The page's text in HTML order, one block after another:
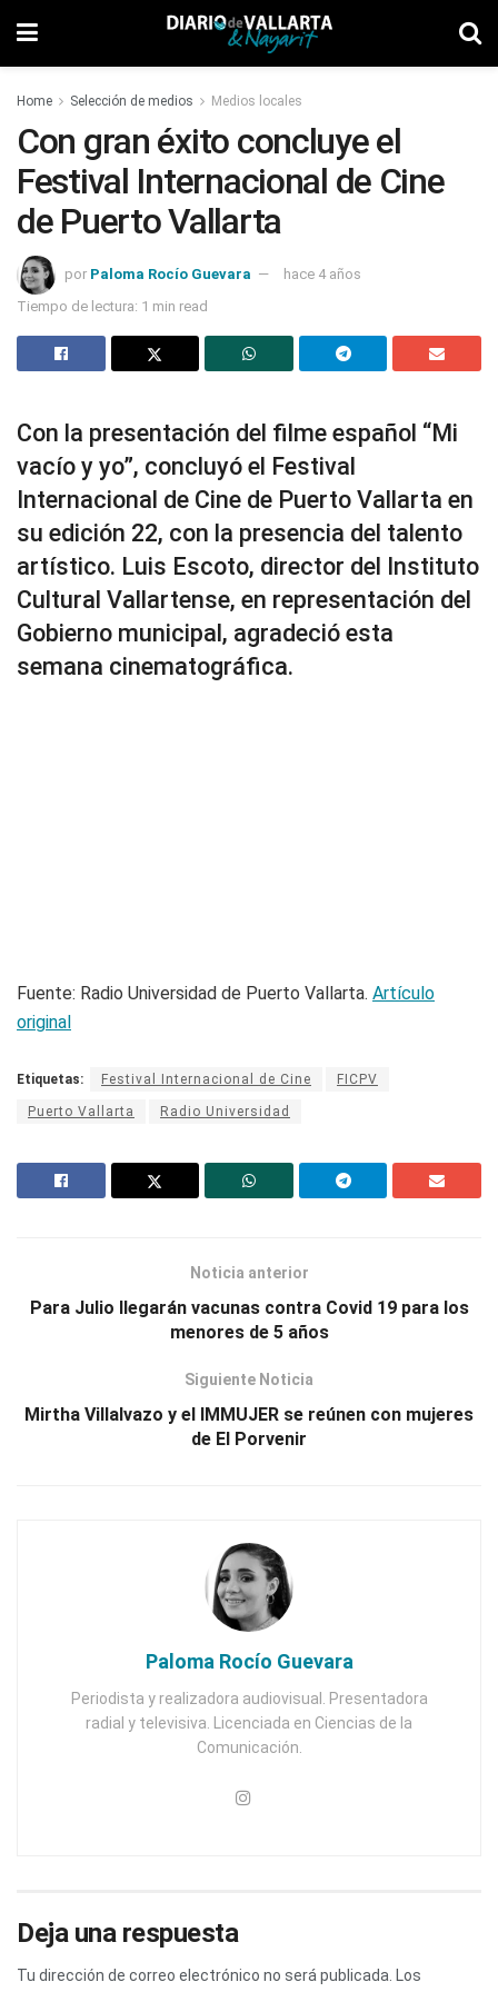
Home Selección de medios Medios locales
Con gran éxito concluye el
Festival Internacional de Cine
de Puerto Vallarta
por Paloma Rocío Guevara
hace 4 años
Tiempo de lectura: 1 min read
Con la presentación del filme español “Mi
vacío y yo”, concluyó el Festival
Internacional de Cine de Puerto Vallarta en
su edición 22, con la presencia del talento
artístico. Luis Escoto, director del Instituto
Cultural Vallartense, en representación del
Gobierno municipal, agradeció esta
semana cinematográfica.
Fuente: Radio Universidad de Puerto Vallarta. Artículo
original
Etiquetas: Festival Internacional de Cine FICPV
Puerto Vallarta Radio Universidad
Noticia anterior
Para Julio llegarán vacunas contra Covid 19 para los
menores de 5 años
Siguiente Noticia
Mirtha Villalvazo y el IMMUJER se reúnen con mujeres
de El Porvenir
Paloma Rocío Guevara
Periodista y realizadora audiovisual. Presentadora
radial y televisiva. Licenciada en Ciencias de la
Comunicación.
Deja una respuesta
Tu dirección de correo electrónico no será publicada. Los